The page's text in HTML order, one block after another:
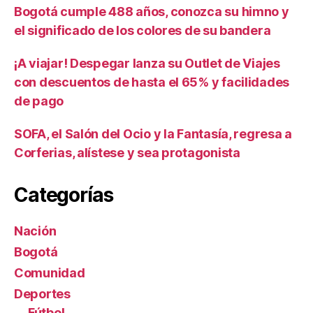
Bogotá cumple 488 años, conozca su himno y
el significado de los colores de su bandera
¡A viajar! Despegar lanza su Outlet de Viajes
con descuentos de hasta el 65% y facilidades
de pago
SOFA, el Salón del Ocio y la Fantasía, regresa a
Corferias, alístese y sea protagonista
Categorías
Nación
Bogotá
Comunidad
Deportes